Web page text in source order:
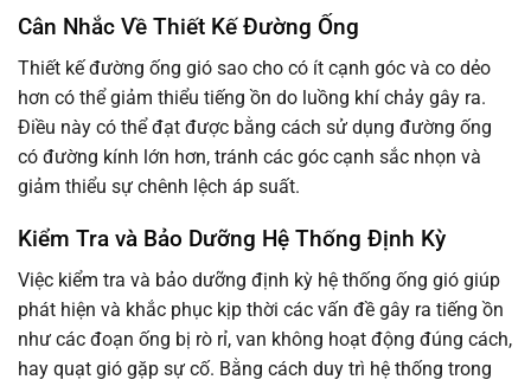
Cân Nhắc Về Thiết Kế Đường Ống
Thiết kế đường ống gió sao cho có ít cạnh góc và co dẻo
hơn có thể giảm thiểu tiếng ồn do luồng khí chảy gây ra.
Điều này có thể đạt được bằng cách sử dụng đường ống
có đường kính lớn hơn, tránh các góc cạnh sắc nhọn và
giảm thiểu sự chênh lệch áp suất.
Kiểm Tra và Bảo Dưỡng Hệ Thống Định Kỳ
Việc kiểm tra và bảo dưỡng định kỳ hệ thống ống gió giúp
phát hiện và khắc phục kịp thời các vấn đề gây ra tiếng ồn
như các đoạn ống bị rò rỉ, van không hoạt động đúng cách,
hay quạt gió gặp sự cố. Bằng cách duy trì hệ thống trong